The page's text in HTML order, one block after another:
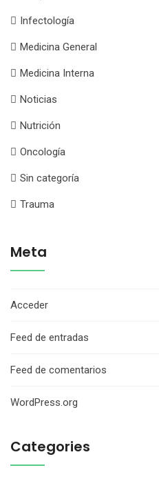
Infectología
Medicina General
Medicina Interna
Noticias
Nutrición
Oncología
Sin categoría
Trauma
Meta
Acceder
Feed de entradas
Feed de comentarios
WordPress.org
Categories